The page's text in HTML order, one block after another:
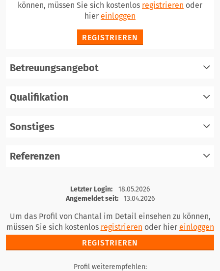
können, müssen Sie sich kostenlos registrieren oder
hier einloggen
REGISTRIEREN
Betreuungsangebot
Qualifikation
Sonstiges
Referenzen
registrieren
einloggen
Letzter Login:
18.05.2026
Angemeldet seit:
13.04.2026
Um das Profil von Chantal im Detail einsehen zu können,
müssen Sie sich kostenlos registrieren oder hier einloggen
REGISTRIEREN
Profil weiterempfehlen: